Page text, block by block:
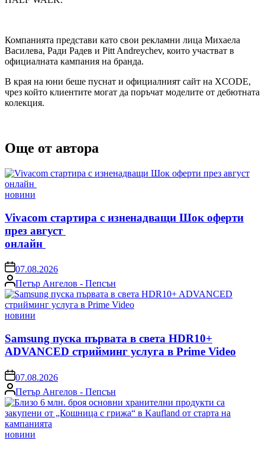
Компанията представи като свои рекламни лица Михаела
Василева, Ради Радев и Pitt Andreychev, които участват в
официалната кампания на бранда.
В края на юни беше пуснат и официалният сайт на XCODE,
чрез който клиентите могат да поръчат моделите от дебютната
колекция.
Още от автора
Posted
новини
Vivacom стартира с изненадващи Шок оферти
през август
онлайн
on07.08.2026
Posted
by
Петър Ангелов - Пепсън
Posted
новини
Samsung пуска първата в света HDR10+
ADVANCED стрийминг услуга в Prime Video
on07.08.2026
Posted
by
Петър Ангелов - Пепсън
Posted
новини